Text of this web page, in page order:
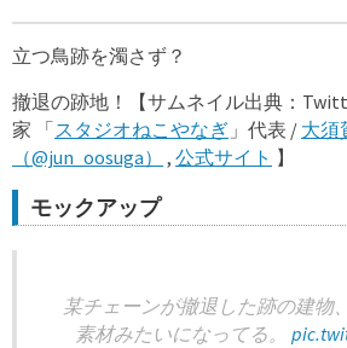
立つ鳥跡を濁さず？
撤退の跡地！【サムネイル出典：
家 「スタジオねこやなぎ 」代表 / 大須
（@jun_oosuga）
, 公式サイト 】
モックアップ
某チェーンが撤退した跡の建物
素材みたいになってる。